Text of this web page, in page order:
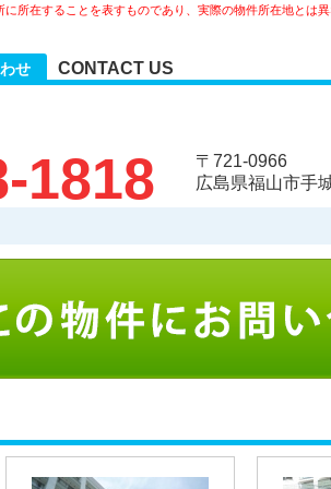
所在することを表すものであり、実際の物件所在地とは異
せ CONTACT US
1818
〒721-0966
広島県福山市手